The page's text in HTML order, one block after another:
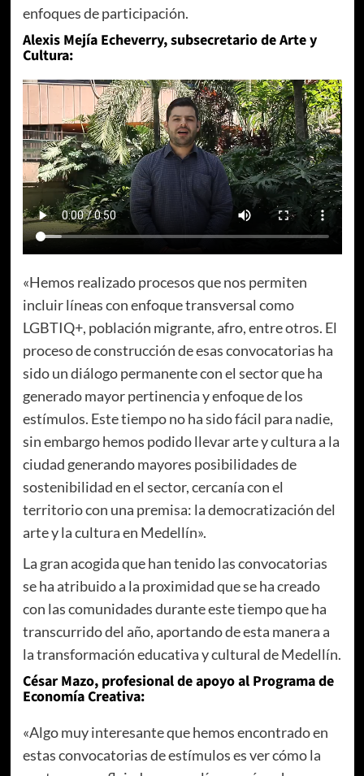
enfoques de participación.
Alexis Mejía Echeverry, subsecretario de Arte y
Cultura:
«Hemos realizado procesos que nos permiten
incluir líneas con enfoque transversal como
LGBTIQ+, población migrante, afro, entre otros. El
proceso de construcción de esas convocatorias ha
sido un diálogo permanente con el sector que ha
generado mayor pertinencia y enfoque de los
estímulos. Este tiempo no ha sido fácil para nadie,
sin embargo hemos podido llevar arte y cultura a la
ciudad generando mayores posibilidades de
sostenibilidad en el sector, cercanía con el
territorio con una premisa: la democratización del
arte y la cultura en Medellín».
La gran acogida que han tenido las convocatorias
se ha atribuido a la proximidad que se ha creado
con las comunidades durante este tiempo que ha
transcurrido del año, aportando de esta manera a
la transformación educativa y cultural de Medellín.
César Mazo, profesional de apoyo al Programa de
Economía Creativa:
«Algo muy interesante que hemos encontrado en
estas convocatorias de estímulos es ver cómo la